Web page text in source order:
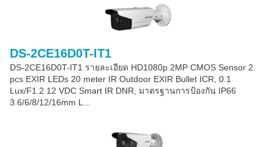
DS-2CE16D0T-IT1
DS-2CE16D0T-IT1 รายละเอียด HD1080p 2MP CMOS Sensor 2
pcs EXIR LEDs 20 meter IR Outdoor EXIR Bullet ICR, 0.1
Lux/F1.2 12 VDC Smart IR DNR, มาตรฐานการป้องกัน IP66
3.6/6/8/12/16mm L...